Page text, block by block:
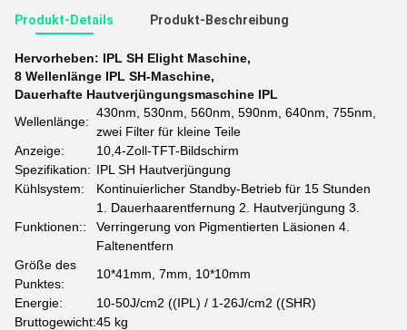
Produkt-Details Produkt-Beschreibung
Hervorheben: IPL SH Elight Maschine,
8 Wellenlänge IPL SH-Maschine,
Dauerhafte Hautverjüngungsmaschine IPL
Wellenlänge:
430nm, 530nm, 560nm, 590nm, 640nm, 755nm,
zwei Filter für kleine Teile
Anzeige:
10,4-Zoll-TFT-Bildschirm
Spezifikation: IPL SH Hautverjüngung
Kühlsystem:
Kontinuierlicher Standby-Betrieb für 15 Stunden
Funktionen::
1. Dauerhaarentfernung 2. Hautverjüngung 3.
Verringerung von Pigmentierten Läsionen 4.
Faltenentfern
Größe des
Punktes:
10*41mm, 7mm, 10*10mm
Energie:
10-50J/cm2 ((IPL) / 1-26J/cm2 ((SHR)
Bruttogewicht:45 kg